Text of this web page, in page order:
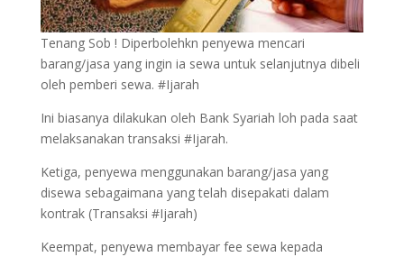
Tenang Sob ! Diperbolehkn penyewa mencari
barang/jasa yang ingin ia sewa untuk selanjutnya dibeli
oleh pemberi sewa. #Ijarah
Ini biasanya dilakukan oleh Bank Syariah loh pada saat
melaksanakan transaksi #Ijarah.
Ketiga, penyewa menggunakan barang/jasa yang
disewa sebagaimana yang telah disepakati dalam
kontrak (Transaksi #Ijarah)
Keempat, penyewa membayar fee sewa kepada